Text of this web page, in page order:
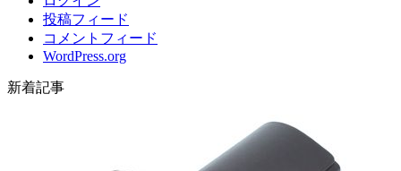
投稿フィード
コメントフィード
WordPress.org
新着記事